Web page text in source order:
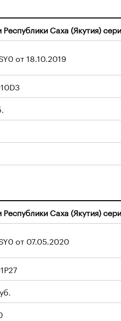
Саха (Якутия)
от 18.10.2019
Саха (Якутия)
от 07.05.2020